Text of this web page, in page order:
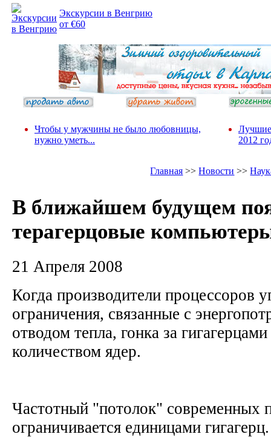
Экскурсии в Венгрию
от €60
Чтобы у мужчины не было любовницы,
нужно уметь...
Лучшие
2012
Главная >>Новости >>
В ближайшем будущем
терагерцовые
21 Апреля 2008
Когда производители процессоров
ограничения, связанные с
отводом тепла, гонка за
количеством ядер.
Частотный "потолок" современных
ограничивается единицами